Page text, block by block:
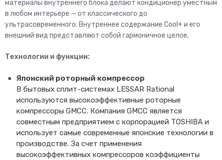
материалы внутреннего блока делают кондиционер уместным
в любом интерьере — от классического до
ультрасовременного. Внутреннее содержание Cool+ и его
внешний вид представляют собой гармоничное целое.
Технологии и функции:
Японский роторный компрессор
В бытовых сплит-системах LESSAR Rational
используются высокоэффективные роторные
компрессоры GMCC. Компания GMCC является
совместным предприятием с корпорацией TOSHIBA и
использует самые современные японские технологии в
производстве. За счет применения
высокоэффективных компрессоров коэффициенты